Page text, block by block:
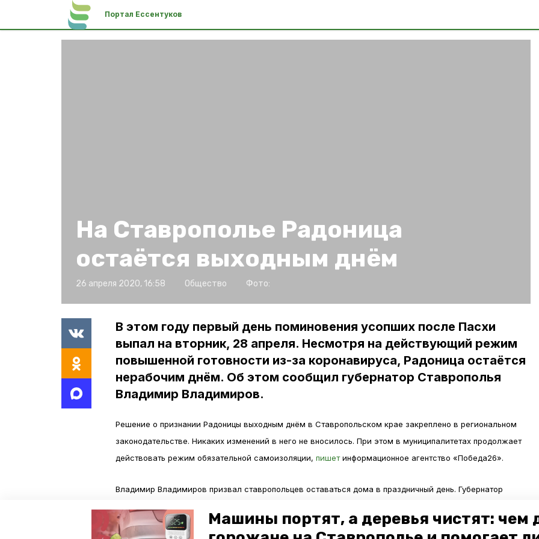
Машины портят, а деревья чистят: чем
Портал Ессентуков
На Ставрополье Радоница
остаётся выходным днём
26 апреля 2020, 16:58 Общество Фото:
В этом году первый день поминовения усопших после Пасхи
выпал на вторник, 28 апреля. Несмотря на действующий режим
повышенной готовности из-за коронавируса, Радоница остаётся
нерабочим днём. Об этом сообщил губернатор Ставрополья
Владимир Владимиров.
Решение о признании Радоницы выходным днём в Ставропольском крае закреплено в региональном
законодательстве. Никаких изменений в него не вносилось. При этом в муниципалитетах продолжает
действовать режим обязательной самоизоляции, пишетинформационное агентство «Победа26».
Владимир Владимиров призвал ставропольцев оставаться дома в праздничный день. Губернатор
«Всем, кто привык в этот день посещать церковные службы, стоит особо прислушаться к словам